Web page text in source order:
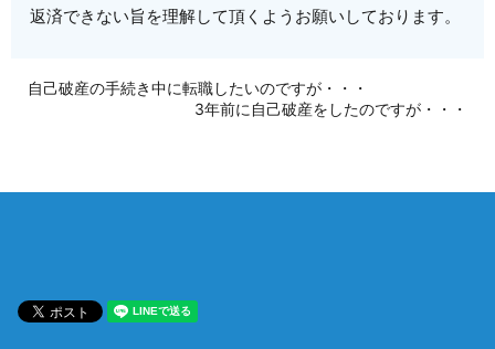
返済できない旨を理解して頂くようお願いしております。
自己破産の手続き中に転職したいのですが・・・
3年前に自己破産をしたのですが・・・